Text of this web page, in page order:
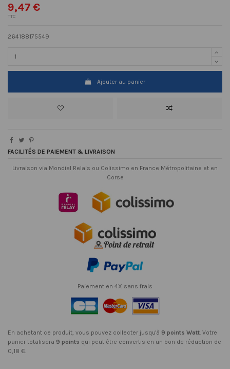
9,47 €
TTC
264188175549
Ajouter au panier
FACILITÉS DE PAIEMENT & LIVRAISON
Livraison via Mondial Relais ou Colissimo en France Métropolitaine et en
Corse
Paiement en 4X sans frais
En achetant ce produit, vous pouvez collecter jusqu'à 9 points Watt . Votre
panier totalisera 9 points qui peut être convertis en un bon de réduction de
0,18 €